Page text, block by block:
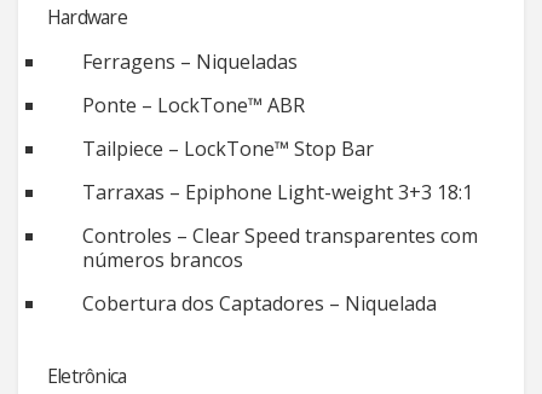
Hardware
Ferragens – Niqueladas
Ponte – LockTone™ ABR
Tailpiece – LockTone™ Stop Bar
Tarraxas – Epiphone Light-weight 3+3 18:1
Controles – Clear Speed transparentes com
números brancos
Cobertura dos Captadores – Niquelada
Eletrônica